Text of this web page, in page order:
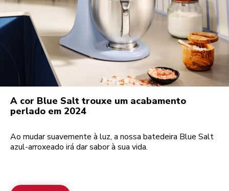
A cor Blue Salt trouxe um acabamento
perlado em 2024
Ao mudar suavemente à luz, a nossa batedeira Blue Salt
azul-arroxeado irá dar sabor à sua vida.